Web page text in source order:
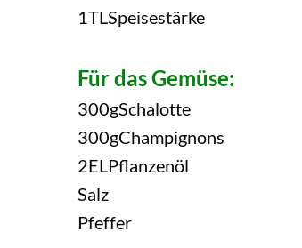
1TL Speisestärke
Für das Gemüse:
300gSchalotte
300gChampignons
2EL Pflanzenöl
Salz
Pfeffer